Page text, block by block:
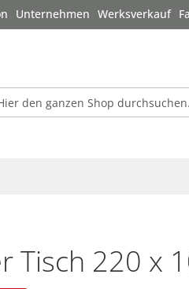
Unternehmen Werksverkauf
Tisch 220 x